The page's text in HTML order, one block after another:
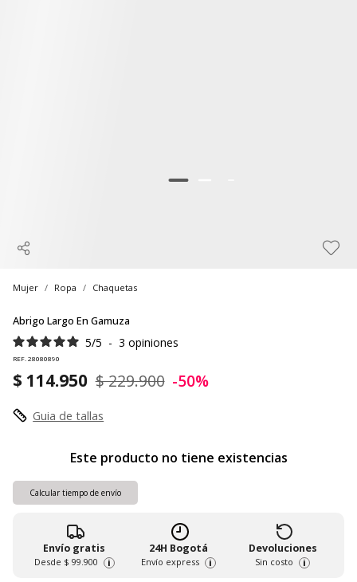
Mujer Ropa Chaquetas
Abrigo Largo En Gamuza
5/5 - 3 opiniones
REF. 28080890
$ 114.950 $ 229.900 -50%
Guia de tallas
Este producto no tiene existencias
Calcular tiempo de envío
Envío gratis
Desde $ 99.900 i
24H Bogotá
Envío express i
Devoluciones
Sin costo i